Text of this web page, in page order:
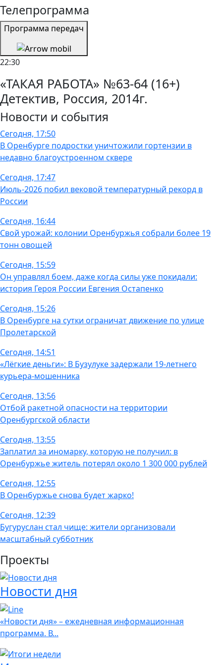
Телепрограмма
Программа передач
22:30
«ТАКАЯ РАБОТА» №63-64 (16+)
Детектив, Россия, 2014г.
Новости и события
Сегодня, 17:50
В Оренбурге подростки уничтожили гортензии в
недавно благоустроенном сквере
Сегодня, 17:47
Июль-2026 побил вековой температурный рекорд в
России
Сегодня, 16:44
Свой урожай: колонии Оренбуржья собрали более 19
тонн овощей
Сегодня, 15:59
Он управлял боем, даже когда силы уже покидали:
история Героя России Евгения Остапенко
Сегодня, 15:26
В Оренбурге на сутки ограничат движение по улице
Пролетарской
Сегодня, 14:51
«Лёгкие деньги»: В Бузулуке задержали 19-летнего
курьера-мошенника
Сегодня, 13:56
Отбой ракетной опасности на территории
Оренбургской области
Сегодня, 13:55
Заплатил за иномарку, которую не получил: в
Оренбуржье житель потерял около 1 300 000 рублей
Сегодня, 12:55
В Оренбуржье снова будет жарко!
Сегодня, 12:39
Бугуруслан стал чище: жители организовали
масштабный субботник
Проекты
Новости дня
«Новости дня» – ежедневная информационная
программа. В...